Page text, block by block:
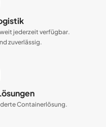
jederzeit verfügbar.
zuverlässig.
Containerlösung.